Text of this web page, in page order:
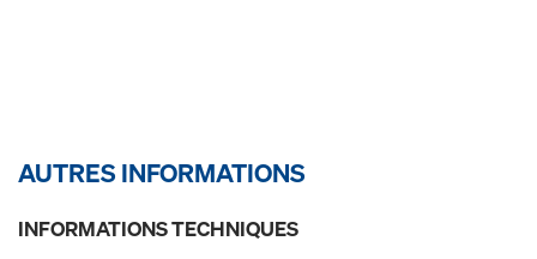
AUTRES INFORMATIONS
INFORMATIONS TECHNIQUES